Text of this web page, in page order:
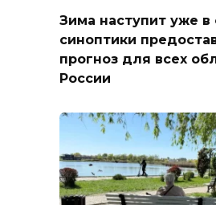
Зима наступит уже в
синоптики
прогноз для всех
России